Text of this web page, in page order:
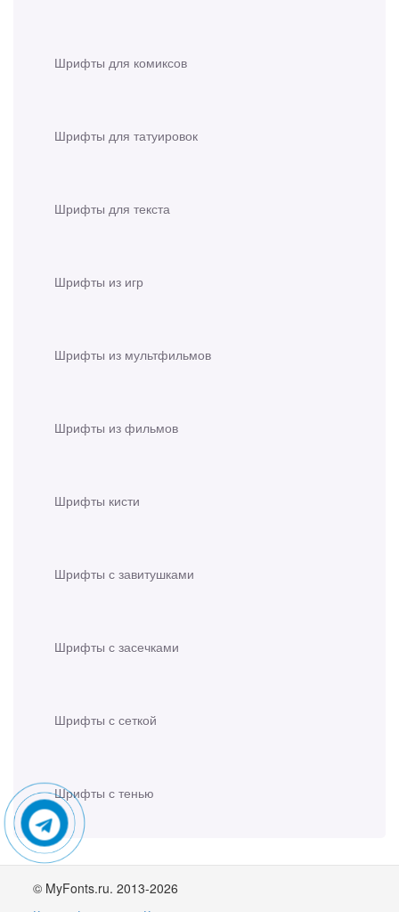
Шрифты для комиксов
Шрифты для татуировок
Шрифты для текста
Шрифты из игр
Шрифты из мультфильмов
Шрифты из фильмов
Шрифты кисти
Шрифты с завитушками
Шрифты с засечками
Шрифты с сеткой
Шрифты с тенью
© MyFonts.ru. 2013-2026